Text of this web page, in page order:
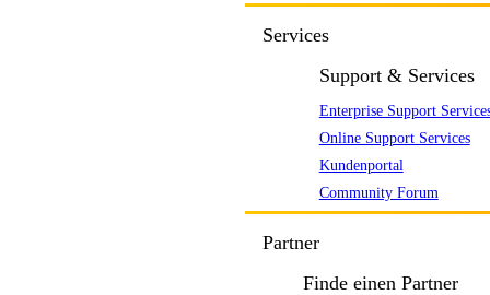
Services
Support & Services
Enterprise Support
Online Support Services
Kundenportal
Community Forum
Partner
Finde einen Partner